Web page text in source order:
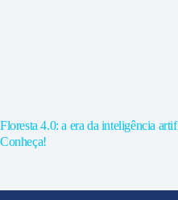
Floresta 4.0: a era da inteligência
Conheça!